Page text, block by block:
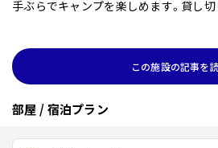
手ぶらでキャンプを楽しめます。貸し
360 度透明なクリアドームテントやペ
む全 24 室をご用意。
圏央道・鶴舞 IC から約8分とアクセスが
ャンプをお楽しみいただけます。
この施設の記事を
部屋 / 宿泊プラン